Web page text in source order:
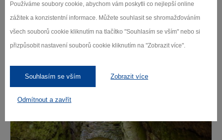
Používáme soubory cookie, abychom vám poskytli co nejlepší online
zážitek a konzistentní informace. Můžete souhlasit se shromažďováním
všech souborů cookie kliknutím na tlačítko "Souhlasím se vším" nebo si
přizpůsobit nastavení souborů cookie kliknutím na "Zobrazit více".
Souhlasím se vším Zobrazit více
Odmítnout a zavřít
Vesnická památková rezervace Krátká